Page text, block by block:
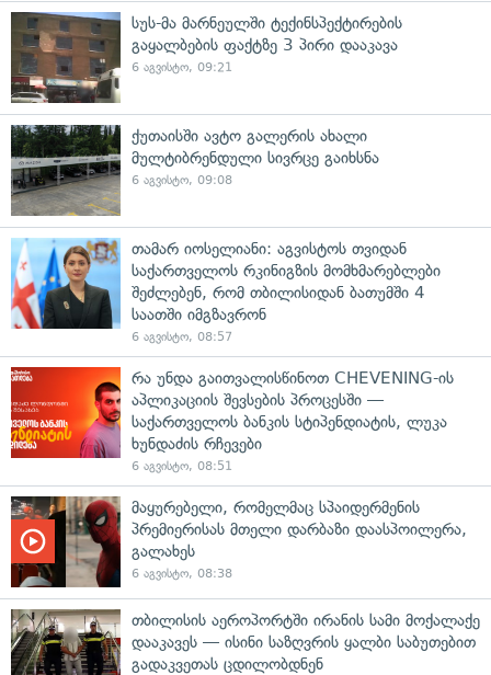
სუს-მა მარნეულში ტექინსპექტირების
გაყალბების ფაქტზე 3 პირი დააკავა
6 აგვისტო, 09:21
ქუთაისში ავტო გალერის ახალი
მულტიბრენდული სივრცე გაიხსნა
6 აგვისტო, 09:08
თამარ იოსელიანი: აგვისტოს თვიდან
საქართველოს რკინიგზის მომხმარებლები
შეძლებენ, რომ თბილისიდან ბათუმში 4
საათში იმგზავრონ
6 აგვისტო, 08:57
რა უნდა გაითვალისწინოთ CHEVENING-ის
აპლიკაციის შევსების პროცესში —
საქართველოს ბანკის სტიპენდიატის, ლუკა
ხუნდაძის რჩევები
6 აგვისტო, 08:51
მაყურებელი, რომელმაც სპაიდერმენის
პრემიერისას მთელი დარბაზი დაასპოილერა,
გალახეს
6 აგვისტო, 08:38
თბილისის აეროპორტში ირანის სამი მოქალაქე
დააკავეს — ისინი საზღვრის ყალბი საბუთებით
გადაკვეთას ცდილობდნენ